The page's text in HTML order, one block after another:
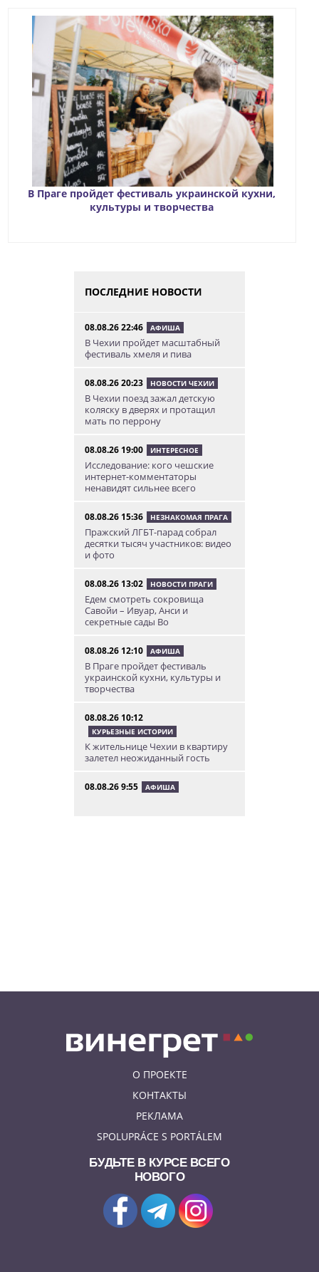
В Праге пройдет фестиваль украинской кухни,
культуры и творчества
ПОСЛЕДНИЕ НОВОСТИ
08.08.26 22:46 АФИША
В Чехии пройдет масштабный
фестиваль хмеля и пива
08.08.26 20:23 НОВОСТИ ЧЕХИИ
В Чехии поезд зажал детскую
коляску в дверях и протащил
мать по перрону
08.08.26 19:00 ИНТЕРЕСНОЕ
Исследование: кого чешские
интернет-комментаторы
ненавидят сильнее всего
08.08.26 15:36 НЕЗНАКОМАЯ ПРАГА
Пражский ЛГБТ-парад собрал
десятки тысяч участников: видео
и фото
08.08.26 13:02 НОВОСТИ ПРАГИ
Едем смотреть сокровища
Савойи – Ивуар, Анси и
секретные сады Во
08.08.26 12:10 АФИША
В Праге пройдет фестиваль
украинской кухни, культуры и
творчества
08.08.26 10:12
КУРЬЕЗНЫЕ ИСТОРИИ
К жительнице Чехии в квартиру
залетел неожиданный гость
08.08.26 9:55 АФИША
О ПРОЕКТЕ
КОНТАКТЫ
РЕКЛАМА
SPOLUPRÁCE S PORTÁLEM
БУДЬТЕ В КУРСЕ ВСЕГО
НОВОГО